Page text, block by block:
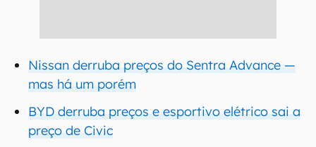
Nissan derruba preços do Sentra Advance —
mas há um porém
BYD derruba preços e esportivo elétrico sai a
preço de Civic